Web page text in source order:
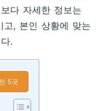
다 자세한 정보는
고, 본인 상황에 맞는
.
5곳